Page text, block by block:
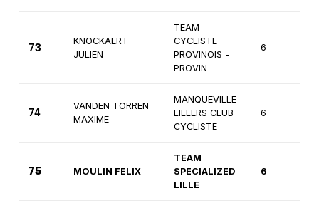
73
KNOCKAERT
JULIEN
TEAM
CYCLISTE
PROVINOIS -
PROVIN
6
74
VANDEN TORREN
MAXIME
MANQUEVILLE
LILLERS CLUB
CYCLISTE
6
75 MOULIN FELIX
TEAM
SPECIALIZED
LILLE
6